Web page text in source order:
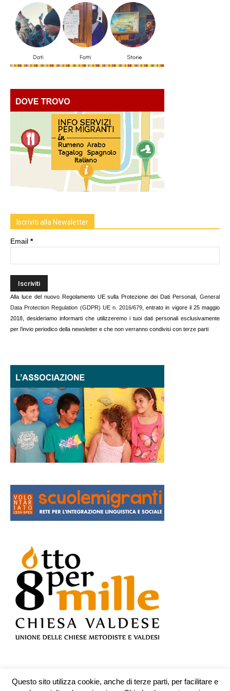
Iscriviti alla Newsletter
Email *
Alla luce del nuovo Regolamento UE sulla Protezione dei Dati Personali, General
Data Protection Regulation (GDPR) UE n. 2016/679 , entrato in vigore il 25 maggio
2018, desideriamo informarti che utilizzeremo i tuoi dati personali esclusivamente
per l’invio periodico della newsletter e che non verranno condivisi con terze parti
Questo sito utilizza cookie, anche di terze parti, per facilitare e